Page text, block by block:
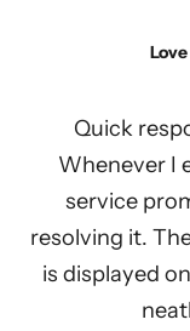
Quick
Whenever I
service
resolving it.
is displayed